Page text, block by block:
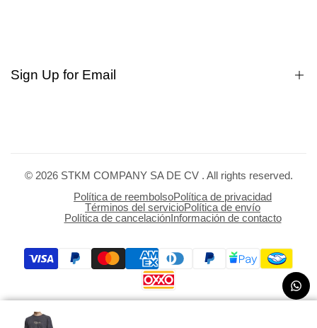
Búsqueda
Sign Up for Email
Subscribe
© 2026 STKM COMPANY SA DE CV. All rights reserved.
Política de reembolsoPolítica de privacidad
Términos del servicioPolítica de envío
Política de cancelaciónInformación de contacto